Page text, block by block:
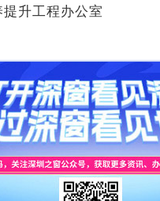
升工程办公室